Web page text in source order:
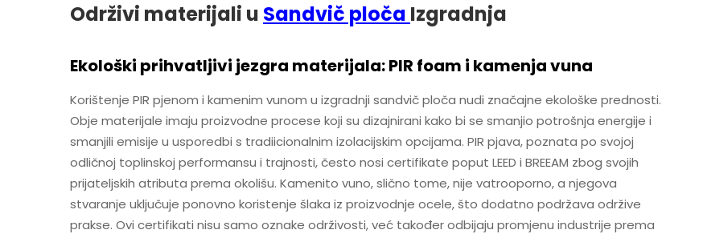
Održivi materijali u Sandvič ploča Izgradnja
Ekološki prihvatljivi jezgra materijala: PIR foam i kamenja vuna
Korištenje PIR pjenom i kamenim vunom u izgradnji sandvič ploča nudi značajne ekološke prednosti.
Obje materijale imaju proizvodne procese koji su dizajnirani kako bi se smanjio potrošnja energije i
smanjili emisije u usporedbi s tradiicionalnim izolacijskim opcijama. PIR pjava, poznata po svojoj
odličnoj toplinskoj performansu i trajnosti, često nosi certifikate poput LEED i BREEAM zbog svojih
prijateljskih atributa prema okolišu. Kamenito vuno, slično tome, nije vatrooporno, a njegova
stvaranje uključuje ponovno koristenje šlaka iz proizvodnje ocele, što dodatno podržava održive
prakse. Ovi certifikati nisu samo oznake održivosti, već također odbijaju promjenu industrije prema